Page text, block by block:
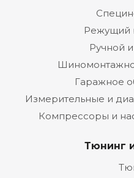
Режущий
Ручной
Гаражное
Измерительные и
Компрессоры и
Тюнинг